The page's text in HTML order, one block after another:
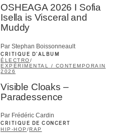
OSHEAGA 2026 I Sofia
Isella is Visceral and
Muddy
Par Stephan Boissonneault
CRITIQUE D'ALBUM
ÉLECTRO/
EXPÉRIMENTAL / CONTEMPORAIN
2026
Visible Cloaks –
Paradessence
Par Frédéric Cardin
CRITIQUE DE CONCERT
HIP-HOP /RAP